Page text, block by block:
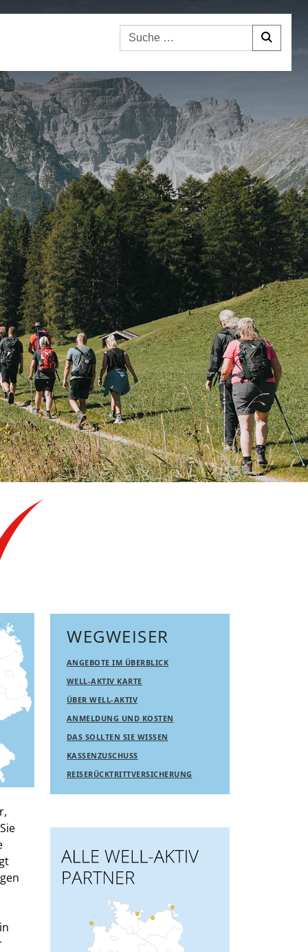
Suchen nach:
WEGWEISER
ANGEBOTE IM ÜBERBLICK
WELL-AKTIV KARTE
ÜBER WELL-AKTIV
ANMELDUNG UND KOSTEN
DAS SOLLTEN SIE WISSEN
KASSENZUSCHUSS
REISERÜCKTRITTVERSICHERUNG